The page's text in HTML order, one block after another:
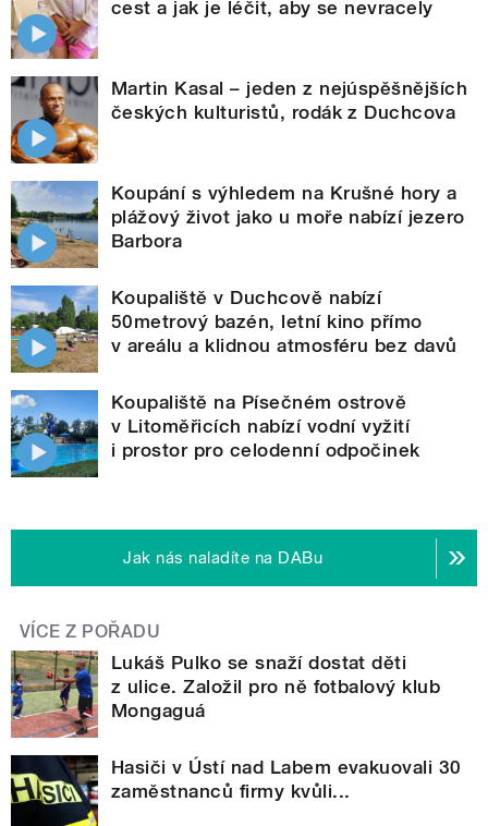
cest a jak je léčit, aby se nevracely
Martin Kasal – jeden z nejúspěšnějších
českých kulturistů, rodák z Duchcova
Koupání s výhledem na Krušné hory a
plážový život jako u moře nabízí jezero
Barbora
Koupaliště v Duchcově nabízí
50metrový bazén, letní kino přímo
v areálu a klidnou atmosféru bez davů
Koupaliště na Písečném ostrově
v Litoměřicích nabízí vodní vyžití
i prostor pro celodenní odpočinek
Jak nás naladíte na DABu
VÍCE Z POŘADU
Lukáš Pulko se snaží dostat děti
z ulice. Založil pro ně fotbalový klub
Mongaguá
Hasiči v Ústí nad Labem evakuovali 30
zaměstnanců firmy kvůli...